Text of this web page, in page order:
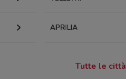
APRILIA
Tutte le città